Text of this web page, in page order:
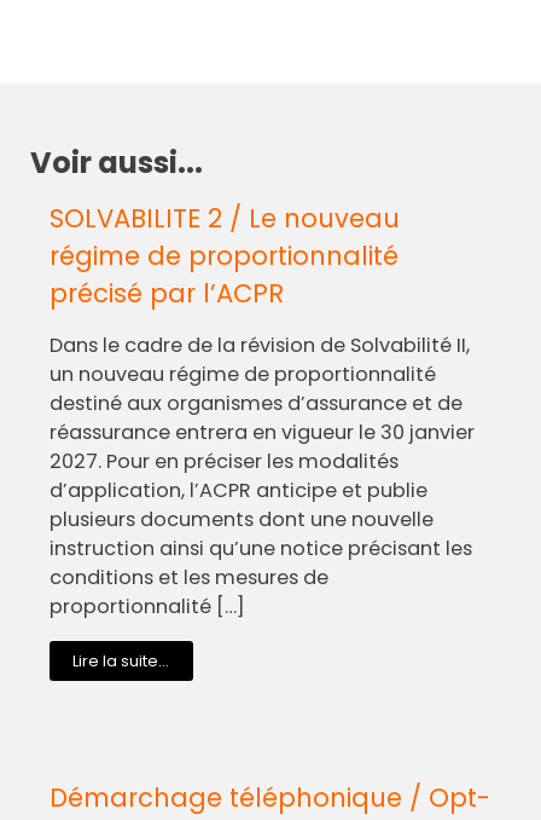
Voir aussi...
SOLVABILITE 2 / Le nouveau
régime de proportionnalité
précisé par l’ACPR
Dans le cadre de la révision de Solvabilité II,
un nouveau régime de proportionnalité
destiné aux organismes d’assurance et de
réassurance entrera en vigueur le 30 janvier
2027. Pour en préciser les modalités
d’application, l’ACPR anticipe et publie
plusieurs documents dont une nouvelle
instruction ainsi qu’une notice précisant les
conditions et les mesures de
proportionnalité […]
Lire la suite...
Démarchage téléphonique / Opt-